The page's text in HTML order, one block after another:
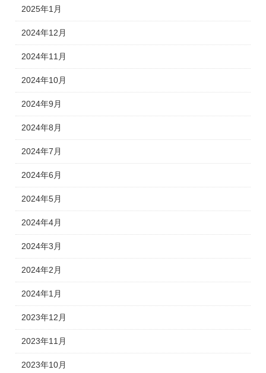
2025年1月
2024年12月
2024年11月
2024年10月
2024年9月
2024年8月
2024年7月
2024年6月
2024年5月
2024年4月
2024年3月
2024年2月
2024年1月
2023年12月
2023年11月
2023年10月